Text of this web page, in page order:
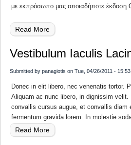
Των...
με εκπρόσωπο μας οποιαδήποτε
Read More
Συμμετέχουμε
"Εύδοξος"
Vestibulum Iaculis
Submitted by panagiotis on Tue, 04/26/2011 - 15:53
Donec in elit libero, nec venenatis tortor.
Aliquam ac nunc libero, in dignissim
convallis cursus augue, et convallis
fermentum gravida lorem. In molestie
Read More